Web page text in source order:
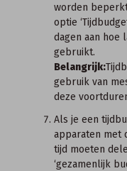
worden
optie
dagen aan hoe
gebruikt.
Belangrijk:
gebruik van
deze
Als je een
apparaten met
tijd moeten
‘gezamenlijk